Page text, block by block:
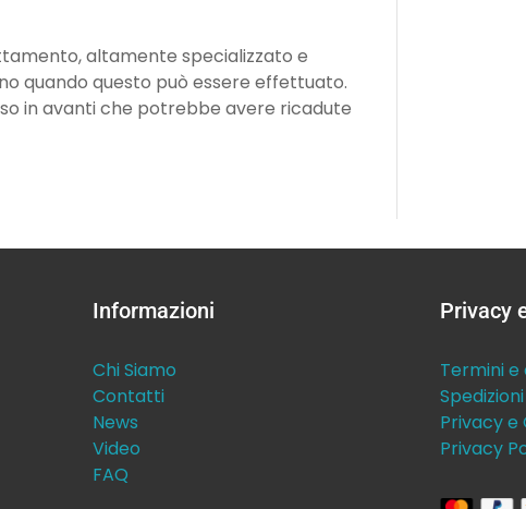
altamente specializzato e
quando questo può essere effettuato.
in avanti che potrebbe avere ricadute
Informazioni
Chi Siamo
Contatti
News
Video
FAQ
Privacy
Termini e
Privacy e
Privacy